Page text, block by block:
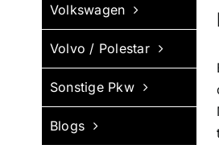
Volkswagen
Volvo / Polestar
Sonstige Pkw
Blogs